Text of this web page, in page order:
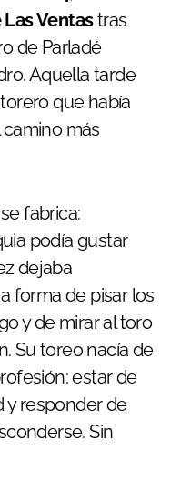
Ventastras
de Parladé
Aquella tarde
que había
más
fabrica:
podía gustar
dejaba
forma de pisar los
y de mirar al toro
Su toreo nacía de
estar de
y responder de
Sin